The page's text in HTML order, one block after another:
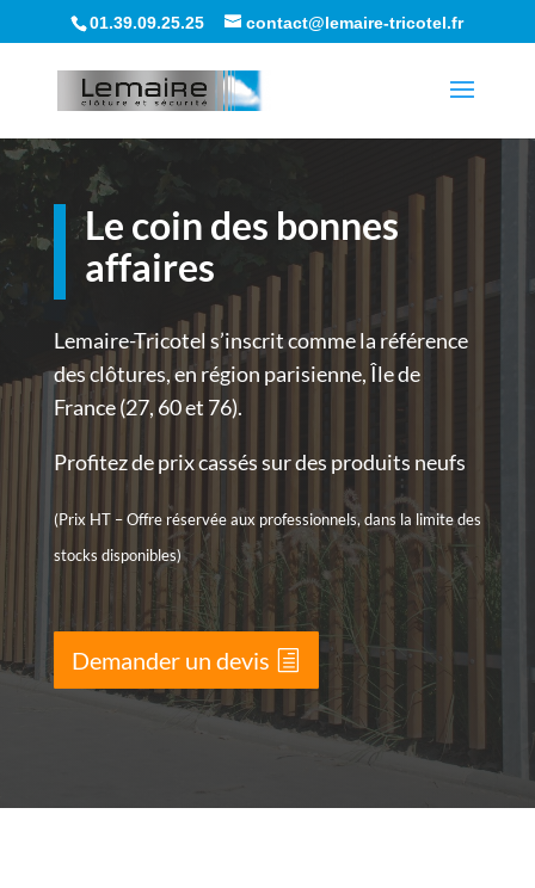
01.39.09.25.25 contact@lemaire-tricotel.fr
Le coin des bonnes
affaires
Lemaire-Tricotel s’inscrit comme la référence
des clôtures, en région parisienne, Île de
France (27, 60 et 76).
Profitez de prix cassés sur des produits neufs
(Prix HT – Offre réservée aux professionnels, dans la limite des
stocks disponibles)
Demander un devis